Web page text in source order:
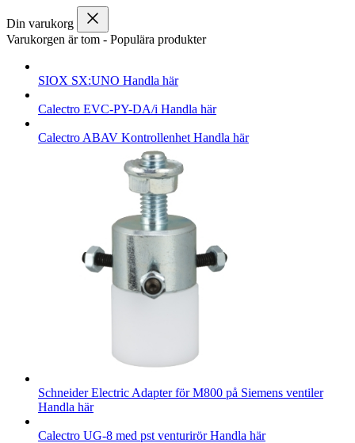
Din varukorg
Varukorgen är tom - Populära produkter
SIOX SX:UNO Handla här
Calectro EVC-PY-DA/i Handla här
Calectro ABAV Kontrollenhet Handla här
Schneider Electric Adapter för M800 på Siemens ventiler
Handla här
Calectro UG-8 med pst venturirörHandla här